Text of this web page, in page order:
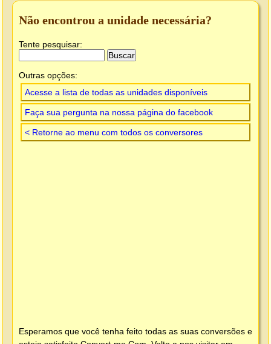
Não encontrou a unidade necessária?
Tente pesquisar:
Outras opções:
Acesse a lista de todas as unidades disponíveis
Faça sua pergunta na nossa página do facebook
< Retorne ao menu com todos os conversores
Esperamos que você tenha feito todas as suas conversões e